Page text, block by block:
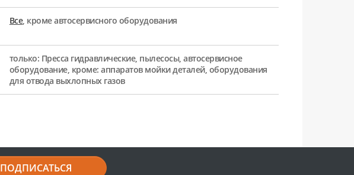
Все, кроме автосервисного оборудования
только: Пресса гидравлические, пылесосы, автосервисное
оборудование, кроме: аппаратов мойки деталей, оборудования
для отвода выхлопных газов
ПОДПИСАТЬСЯ